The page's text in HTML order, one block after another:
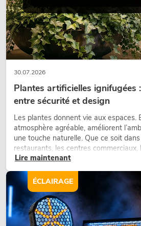
30.07.2026
Plantes artificielles ignifugées
entre sécurité et design
Les plantes donnent vie aux espaces.
atmosphère agréable, améliorent
une touche naturelle. Que ce soit
restaurants, les centres commerciaux,
bureaux ou sur les stands
d’aménagement modernes.
Lire maintenant
ÉCLAIRAGE